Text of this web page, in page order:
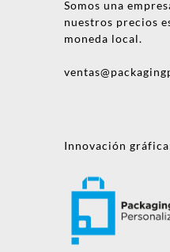
Somos una
nuestros precios
moneda local.
Innovación